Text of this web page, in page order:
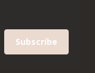
Subscribe